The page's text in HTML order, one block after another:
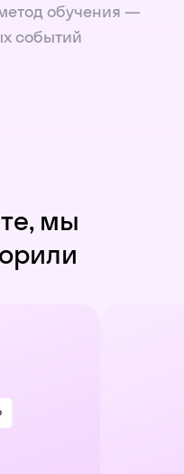
обучения —
событий
мы